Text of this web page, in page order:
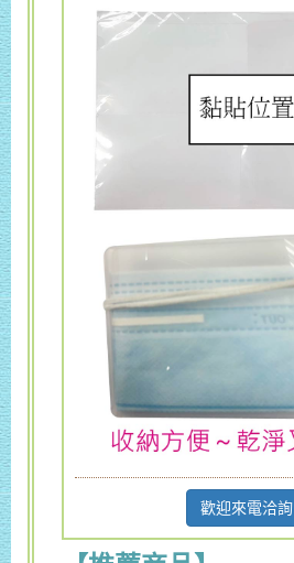
歡迎來電洽詢